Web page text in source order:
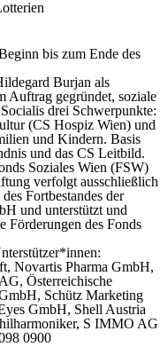
bis zum Ende des
Burjan als
Auftrag gegründet, soziale
drei Schwerpunkte:
(CS Hospiz Wien) und
und Kindern. Basis
und das CS Leitbild.
Soziales Wien (FSW)
verfolgt ausschließlich
Fortbestandes der
und unterstützt und
Förderungen des Fonds
Novartis Pharma GmbH,
Österreichische
Schütz Marketing
GmbH, Shell Austria
S IMMO AG
0900